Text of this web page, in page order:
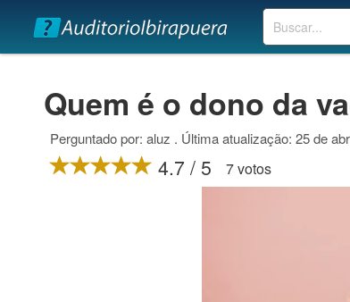
Buscar
Quem é o dono da
Perguntado por: aluz . Última atualização: 25 de
4.7 / 5 7 votos